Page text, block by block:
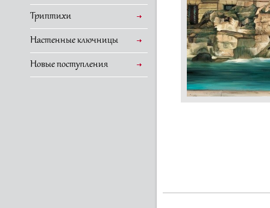
Триптихи
Настенные ключницы
Новые поступления